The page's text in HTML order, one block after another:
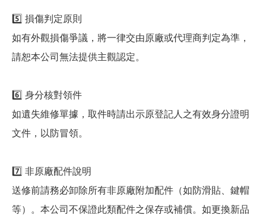
5️⃣ 損傷判定原則
如有外觀損傷爭議，將一律交由原廠或代理商判定為準，
請恕本公司無法提供主觀認定。
6️⃣ 身分核對領件
如遺失維修單據，取件時請出示原登記人之有效身分證明
文件，以防冒領。
7️⃣ 非原廠配件說明
送修前請務必卸除所有非原廠附加配件（如防滑貼、鍵帽
等）。本公司不保證此類配件之保存或補償。如更換新品